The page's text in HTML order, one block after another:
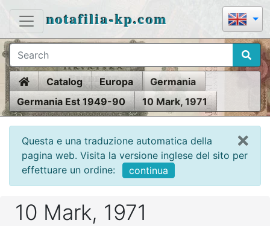
notafilia-kp.com
HomeCatalog Europa
Germania
Germania Est 1949-90
10 Mark, 1971
Questa e una traduzione automatica della
pagina web. Visita la versione inglese del sito per
effettuare un ordine:
continua
10 Mark, 1971